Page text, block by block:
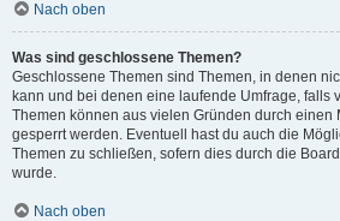
Nach oben
Was sind geschlossene Themen?
Geschlossene Themen sind Themen, in denen
kann und bei denen eine laufende Umfrage, falls
Themen können aus vielen Gründen durch einen
gesperrt werden. Eventuell hast du auch die
Themen zu schließen, sofern dies durch die
wurde.
Nach oben